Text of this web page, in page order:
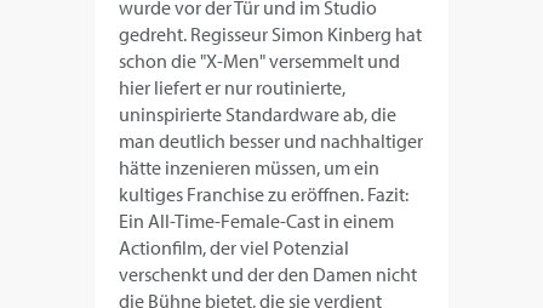
wurde vor der Tür und im Studio
gedreht. Regisseur Simon Kinberg hat
schon die "X-Men" versemmelt und
hier liefert er nur routinierte,
uninspirierte Standardware ab, die
man deutlich besser und nachhaltiger
hätte inzenieren müssen, um ein
kultiges Franchise zu eröffnen. Fazit:
Ein All-Time-Female-Cast in einem
Actionfilm, der viel Potenzial
verschenkt und der den Damen nicht
die Bühne bietet, die sie verdient